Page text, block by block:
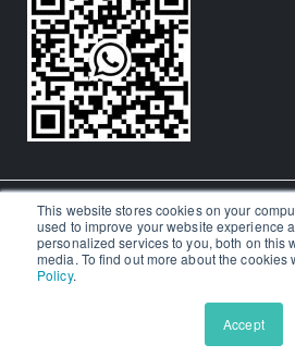
This website stores cookies on your
used to improve your website experience
personalized services to you, both on this
media. To find out more about the cookies
Policy.
Accept
© Aralia Education Technology
Icons by